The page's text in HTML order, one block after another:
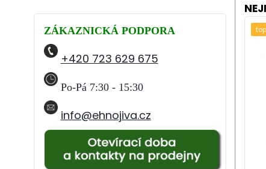
ZÁKAZNICKÁ PODPORA
+420 723 629 675
Po-Pá 7:30 - 15:30
info@ehnojiva.cz